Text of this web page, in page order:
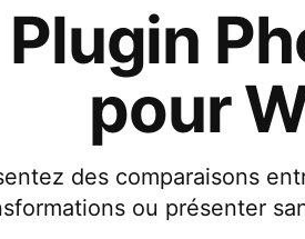
Plugin
pour
des comparaisons
ou présenter